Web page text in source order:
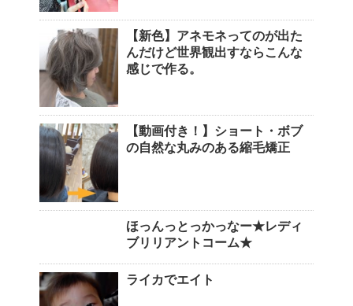
【新色】アネモネってのが出た
んだけど世界観出すならこんな
感じで作る。
【動画付き！】ショート・ボブ
の自然な丸みのある縮毛矯正
ほっんっとっかっなー★レディ
ブリリアントコーム★
ライカでエイト